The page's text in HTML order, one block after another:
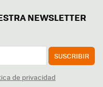
NEWSLETTER
SUSCRIBIR
de privacidad